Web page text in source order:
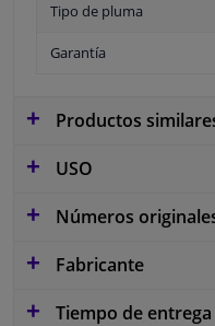
Tipo de pluma
Garantía
Productos
USO
Números
Fabricante
Tiempo de entrega